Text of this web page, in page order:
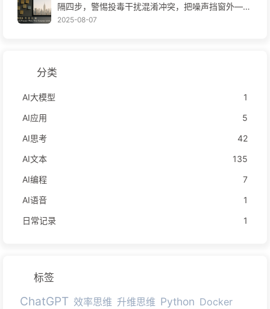
隔四步，警惕投毒干扰混淆冲突，把噪声挡窗外——
慢慢学AI170
2025-08-07
分类
AI大模型
1
AI应用
5
AI思考
42
AI文本
135
AI编程
7
AI语音
1
日常记录
1
标签
ChatGPT 效率思维 升维思维 Python Docker